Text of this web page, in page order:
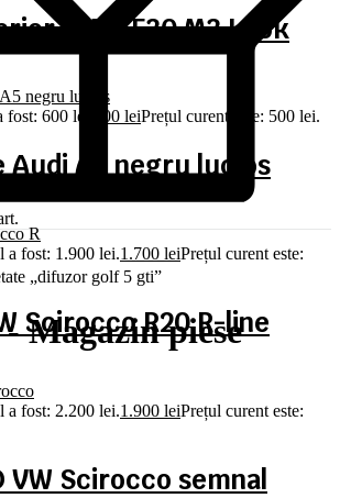
BMW F30 M3 Look
600 lei. 500 leiPrețul curent este: 500 lei.
Audi A5 negru lucios
a fost: 1.900 lei.1.700 leiPrețul curent este:
Scirocco R20 R-line
a fost: 2.200 lei.1.900 leiPrețul curent este:
VW Scirocco semnal
„difuzor golf 5 gti”
Magazin piese